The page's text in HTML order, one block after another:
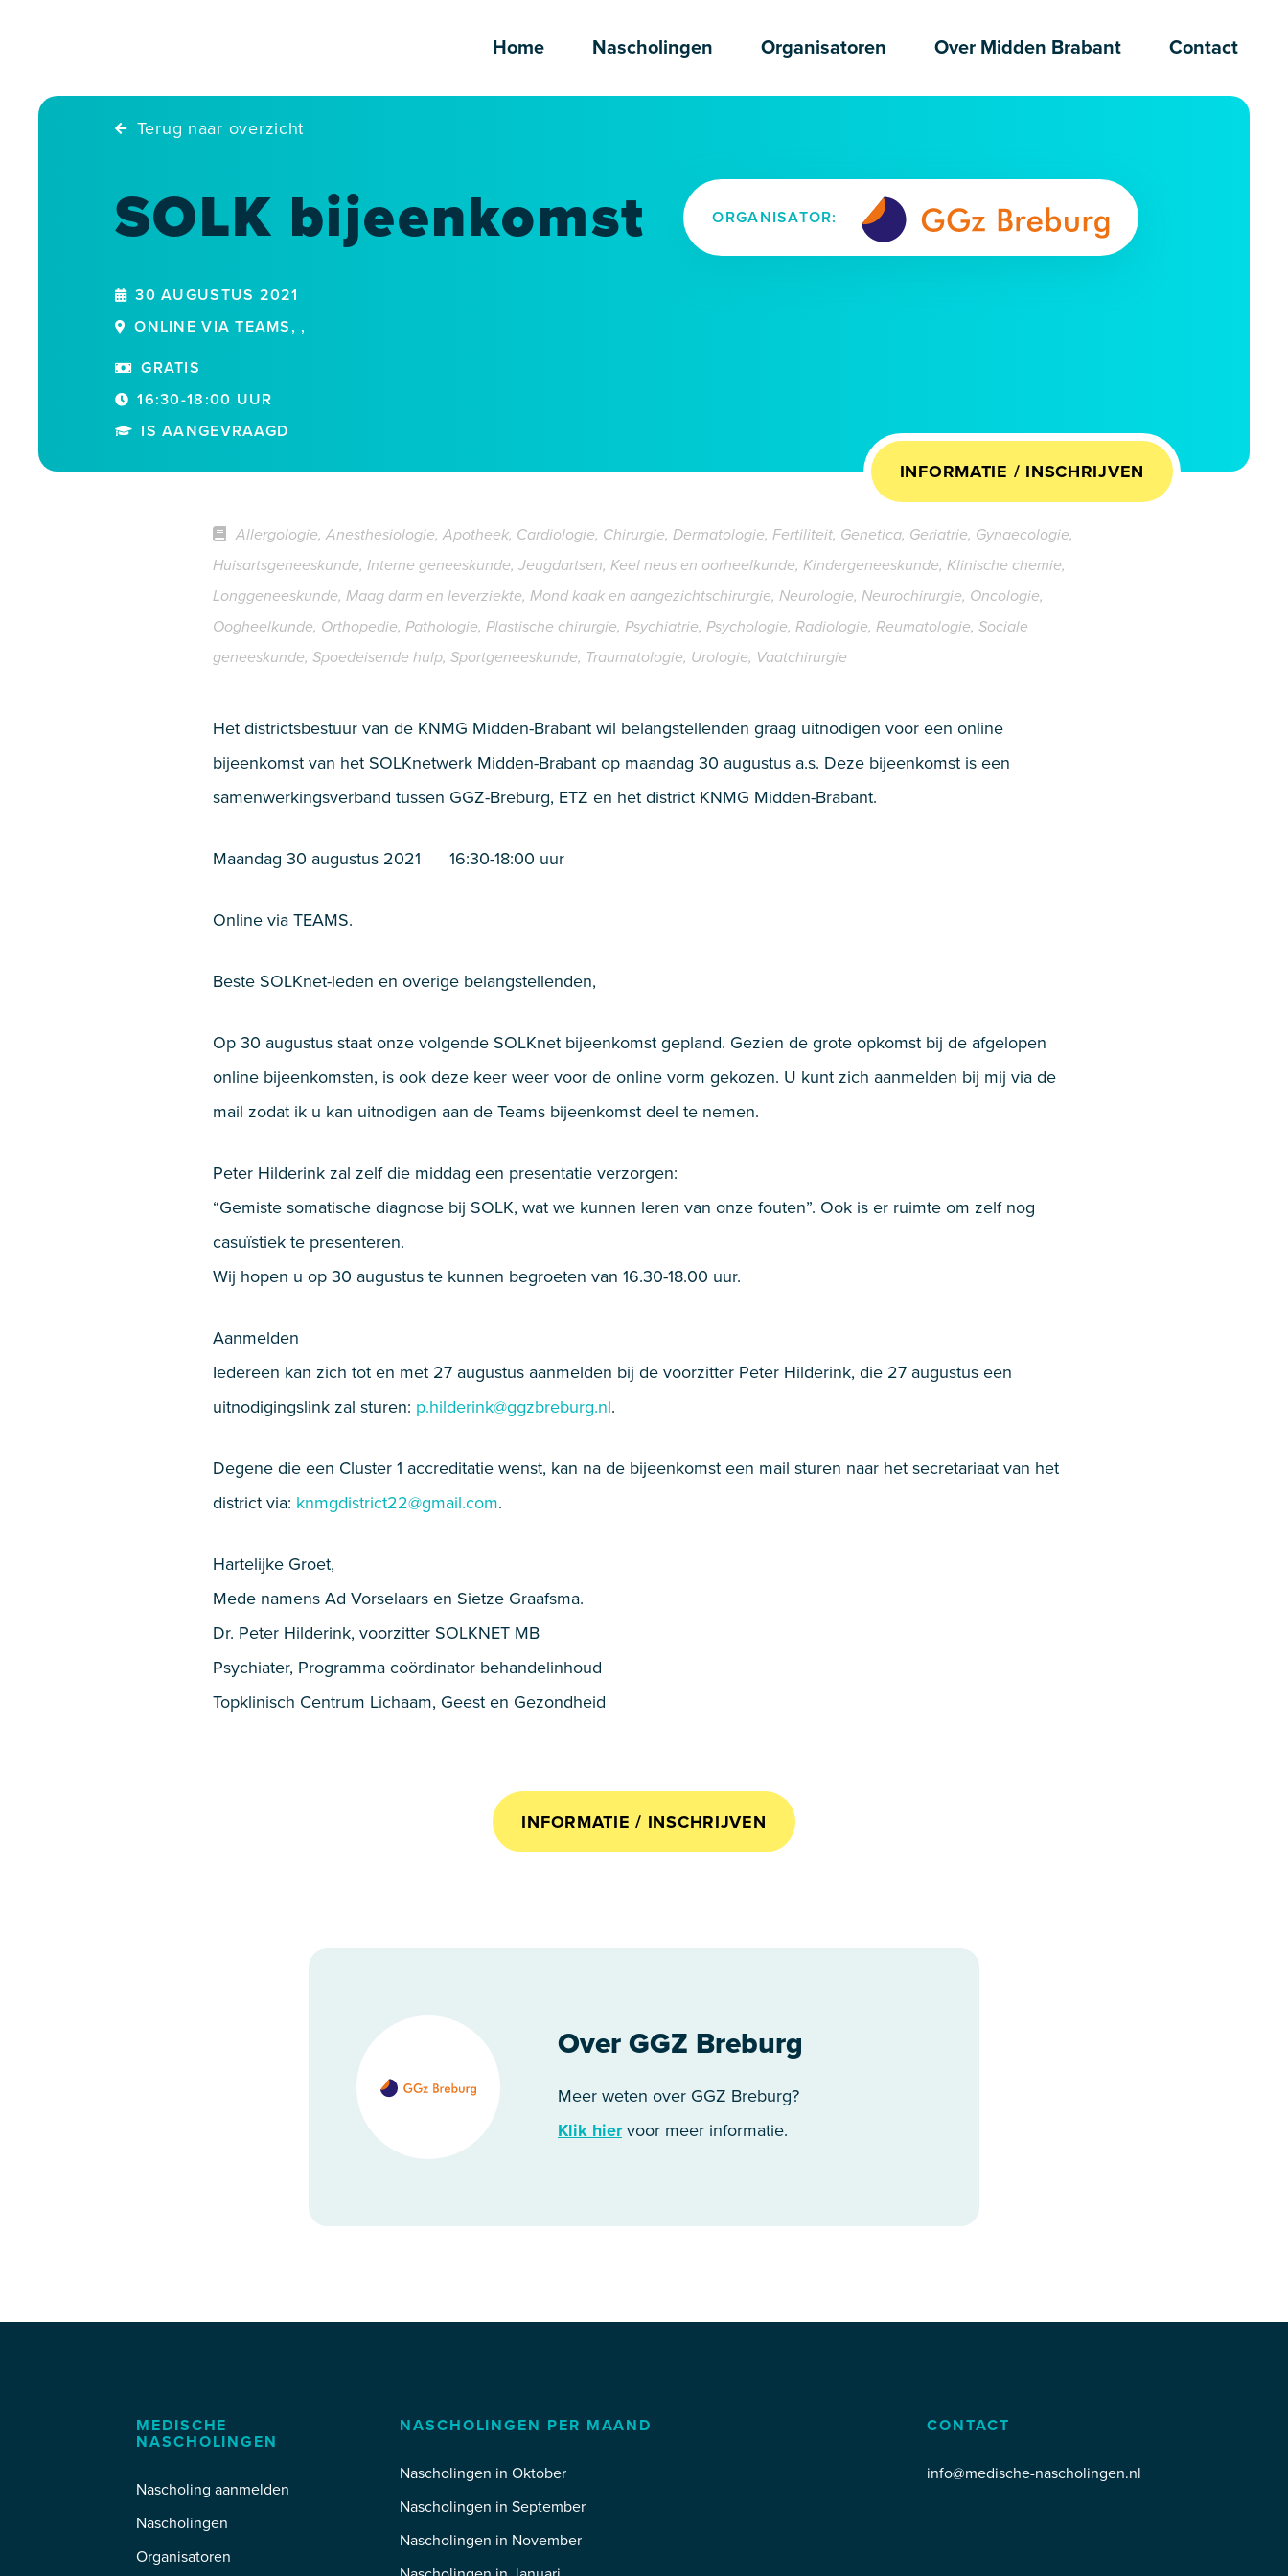
Home Nascholingen Organisatoren Over Midden Brabant Contact
Terug naar overzicht
SOLK bijeenkomst ORGANISATOR:
30 AUGUSTUS 2021
ONLINE VIA TEAMS, ,
GRATIS
16:30-18:00 UUR
IS AANGEVRAAGD
INFORMATIE / INSCHRIJVEN
Allergologie, Anesthesiologie, Apotheek, Cardiologie, Chirurgie, Dermatologie, Fertiliteit, Genetica, Geriatrie, Gynaecologie,
Huisartsgeneeskunde, Interne geneeskunde, Jeugdartsen, Keel neus en oorheelkunde, Kindergeneeskunde, Klinische chemie,
Longgeneeskunde, Maag darm en leverziekte, Mond kaak en aangezichtschirurgie, Neurologie, Neurochirurgie, Oncologie,
Oogheelkunde, Orthopedie, Pathologie, Plastische chirurgie, Psychiatrie, Psychologie, Radiologie, Reumatologie, Sociale
geneeskunde, Spoedeisende hulp, Sportgeneeskunde, Traumatologie, Urologie, Vaatchirurgie
Het districtsbestuur van de KNMG Midden-Brabant wil belangstellenden graag uitnodigen voor een online
bijeenkomst van het SOLKnetwerk Midden-Brabant op maandag 30 augustus a.s. Deze bijeenkomst is een
samenwerkingsverband tussen GGZ-Breburg, ETZ en het district KNMG Midden-Brabant.
Maandag 30 augustus 2021 16:30-18:00 uur
Online via TEAMS.
Beste SOLKnet-leden en overige belangstellenden,
Op 30 augustus staat onze volgende SOLKnet bijeenkomst gepland. Gezien de grote opkomst bij de afgelopen
online bijeenkomsten, is ook deze keer weer voor de online vorm gekozen. U kunt zich aanmelden bij mij via de
mail zodat ik u kan uitnodigen aan de Teams bijeenkomst deel te nemen.
Peter Hilderink zal zelf die middag een presentatie verzorgen:
“Gemiste somatische diagnose bij SOLK, wat we kunnen leren van onze fouten”. Ook is er ruimte om zelf nog
casuïstiek te presenteren.
Wij hopen u op 30 augustus te kunnen begroeten van 16.30-18.00 uur.
Aanmelden
Iedereen kan zich tot en met 27 augustus aanmelden bij de voorzitter Peter Hilderink, die 27 augustus een
uitnodigingslink zal sturen: p.hilderink@ggzbreburg.nl.
Degene die een Cluster 1 accreditatie wenst, kan na de bijeenkomst een mail sturen naar het secretariaat van het
district via: knmgdistrict22@gmail.com.
Hartelijke Groet,
Mede namens Ad Vorselaars en Sietze Graafsma.
Dr. Peter Hilderink, voorzitter SOLKNET MB
Psychiater, Programma coördinator behandelinhoud
Topklinisch Centrum Lichaam, Geest en Gezondheid
INFORMATIE / INSCHRIJVEN
Over GGZ Breburg
Meer weten over GGZ Breburg?
Klik hiervoor meer informatie.
MEDISCHE
NASCHOLINGEN
Nascholing aanmelden
Nascholingen
Organisatoren
NASCHOLINGEN PER MAAND
Nascholingen in Oktober
Nascholingen in September
Nascholingen in November
CONTACT
info@medische-nascholingen.nl